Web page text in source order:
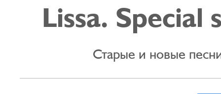
Lissa. Special
Старые и новые